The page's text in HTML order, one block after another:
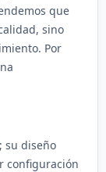
que
sino
Por
su diseño
configuración